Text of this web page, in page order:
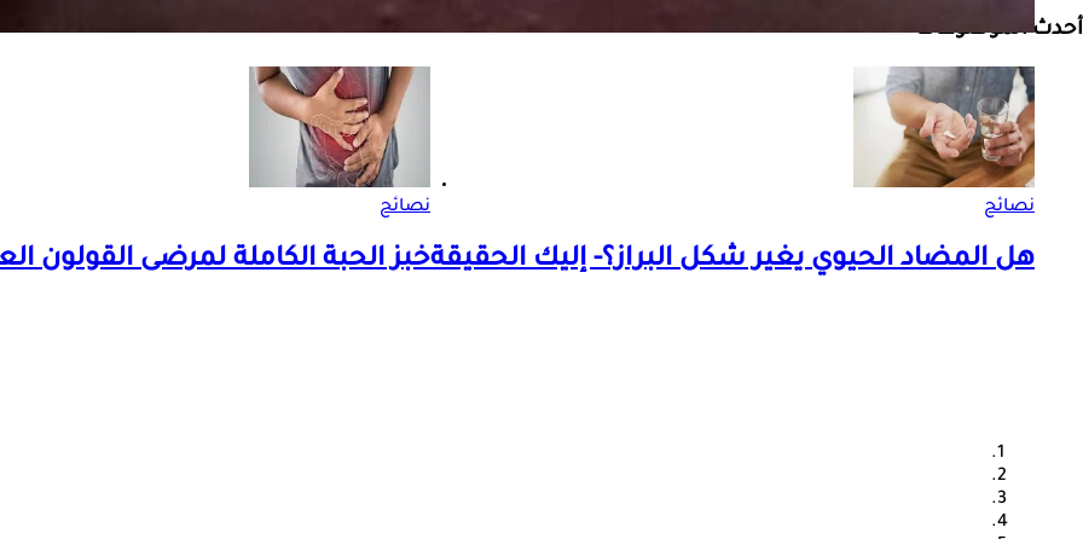
أحدث الموضوعات
نصائح
هل المضاد الحيوي يغير شكل البراز؟- إليك الحقيقة
نصائح
خبز الحبة الكاملة لمرضى